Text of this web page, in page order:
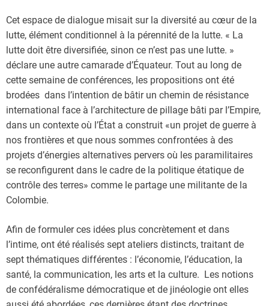
Cet espace de dialogue misait sur la diversité au cœur de la
lutte, élément conditionnel à la pérennité de la lutte. « La
lutte doit être diversifiée, sinon ce n’est pas une lutte. »
déclare une autre camarade d’Équateur. Tout au long de
cette semaine de conférences, les propositions ont été
brodées dans l’intention de bâtir un chemin de résistance
international face à l’architecture de pillage bâti par l’Empire,
dans un contexte où l’État a construit «un projet de guerre à
nos frontières et que nous sommes confrontées à des
projets d’énergies alternatives pervers où les paramilitaires
se reconfigurent dans le cadre de la politique étatique de
contrôle des terres» comme le partage une militante de la
Colombie.
Afin de formuler ces idées plus concrètement et dans
l’intime, ont été réalisés sept ateliers distincts, traitant de
sept thématiques différentes : l’économie, l’éducation, la
santé, la communication, les arts et la culture. Les notions
de confédéralisme démocratique et de jinéologie ont elles